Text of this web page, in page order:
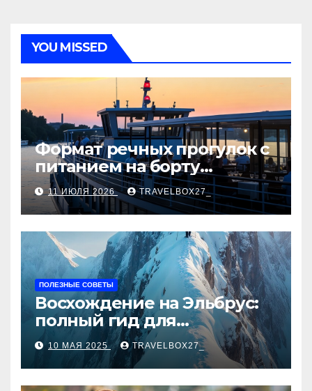
p
p
m
ss
ni
ki
ть
YOU MISSED
Формат речных прогулок с
питанием на борту
теплохода
11 ИЮЛЯ 2026 TRAVELBOX27_
ПОЛЕЗНЫЕ СОВЕТЫ
Восхождение на Эльбрус:
полный гид для
покорителя высочайшей
вершины Европы
10 МАЯ 2025 TRAVELBOX27_